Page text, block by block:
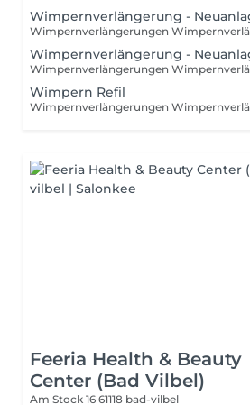
Wimpernverlängerung -
Wimpernverlängerung -
Wimpern Refil
Feeria Health & Beauty
Center (Bad Vilbel)
Am Stock 16 61118 bad-vilbel